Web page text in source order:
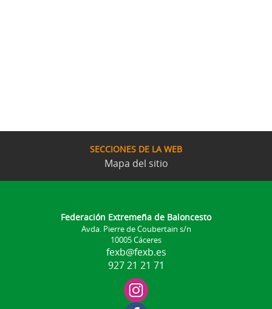
SECCIONES DE LA WEB
Mapa del sitio
Federación Extremeña de Baloncesto
Avda. Pierre de Coubertain s/n
10005 Cáceres
fexb@fexb.es
927 21 21 71